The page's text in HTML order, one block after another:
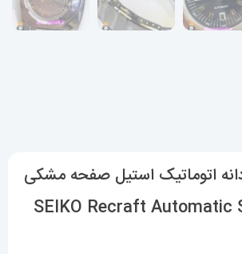
اتوماتیک استیل صفحه مشکی
020151 SEIKO Recraft